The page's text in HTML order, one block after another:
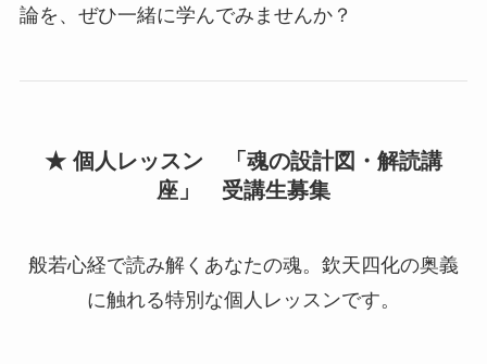
論を、ぜひ一緒に学んでみませんか？
★ 個人レッスン 「魂の設計図・解読講
座」 受講生募集
般若心経で読み解くあなたの魂。欽天四化の奥義
に触れる特別な個人レッスンです。